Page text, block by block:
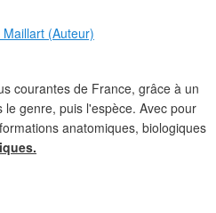
(Auteur)
courantes de France, grâce à un
genre, puis l'espèce. Avec pour
anatomiques, biologiques